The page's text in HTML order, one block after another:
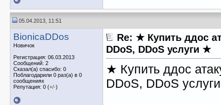
05.04.2013, 11:51
BionicaDDos
Новичок
Регистрация: 06.03.2013
Сообщений: 2
Сказал(а) спасибо: 0
Поблагодарили 0 раз(а) в 0
сообщениях
Репутация: 0 (+/-)
Re: ★ Купить ддос
DDoS, DDoS услуги ★
★ Купить ддос
DDoS, DDoS